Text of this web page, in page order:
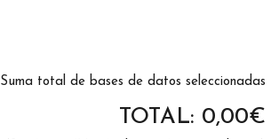
Suma total de bases de datos seleccionadas
TOTAL: 0,00€